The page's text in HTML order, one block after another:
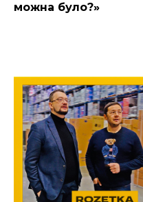
можна було?»